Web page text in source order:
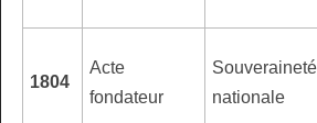
1804
Acte
fondateur
Souveraineté
nationale